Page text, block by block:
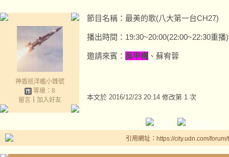
神盾巡洋艦小鋒號
等級：8
留言｜ 加入好友
節目名稱：最美的歌(八大第一台CH27)
播出時間：19:30~20:00(22:00~22:30重播)
邀請來賓： 吳申梅 、蘇宥蓉
本文於 2016/12/23 20:14 修改第 1 次
引用網址：https://city.udn.com/